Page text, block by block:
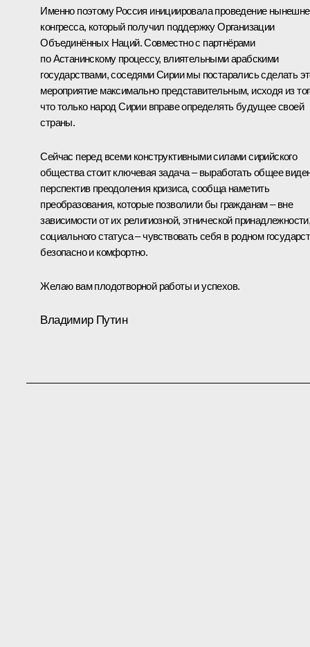
Именно поэтому Россия инициировала проведение
конгресса, который получил поддержку Организации
Объединённых Наций. Совместно с партнёрами
по Астанинскому процессу, влиятельными арабскими
государствами, соседями Сирии мы постарались сделать
мероприятие максимально представительным, исходя из
что только народ Сирии вправе определять будущее своей
страны.
Сейчас перед всеми конструктивными силами сирийского
общества стоит ключевая задача – выработать общее
перспектив преодоления кризиса, сообща наметить
преобразования, которые позволили бы гражданам – вне
зависимости от их религиозной, этнической
социального статуса – чувствовать себя в родном
безопасно и комфортно.
Желаю вам плодотворной работы и успехов.
Владимир Путин